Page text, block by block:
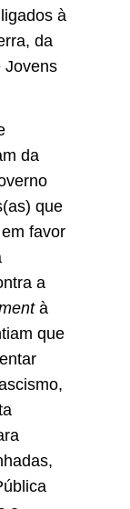
à
da
Jovens
da
que
favor
a
à
que